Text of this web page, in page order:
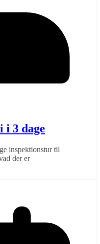
i 3 dage
inspektionstur til
der er